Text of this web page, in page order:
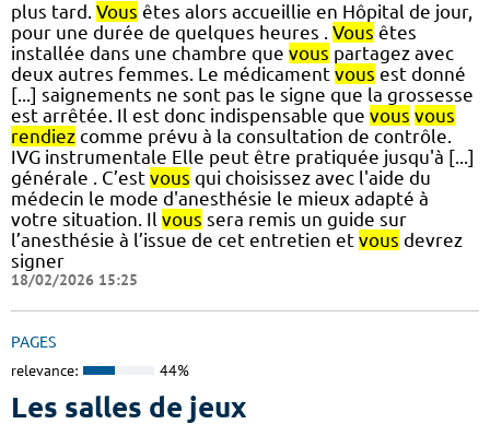
plus tard. Vous êtes alors accueillie en Hôpital de jour,
pour une durée de quelques heures . Vous êtes
installée dans une chambre que vous partagez avec
deux autres femmes. Le médicament vous est donné
[...] saignements ne sont pas le signe que la grossesse
est arrêtée. Il est donc indispensable que vous vous
rendiez comme prévu à la consultation de contrôle.
IVG instrumentale Elle peut être pratiquée jusqu'à [...]
générale . C’est vous qui choisissez avec l'aide du
médecin le mode d'anesthésie le mieux adapté à
votre situation. Il vous sera remis un guide sur
l’anesthésie à l’issue de cet entretien et vous devrez
signer
18/02/2026 15:25
PAGES
relevance: 44%
Les salles de jeux